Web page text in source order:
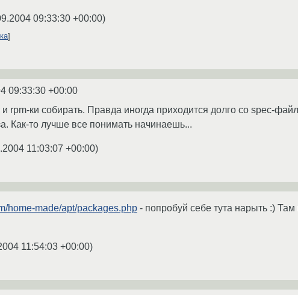
09:33:30 +00:00)
09:33:30 +00:00
rpm-ки собирать. Правда иногда приходится долго со spec-
Как-то лучше все понимать начинаешь...
11:03:07 +00:00)
home-made/apt/packages.php - попробуй себе тута нарыть :)
11:54:03 +00:00)